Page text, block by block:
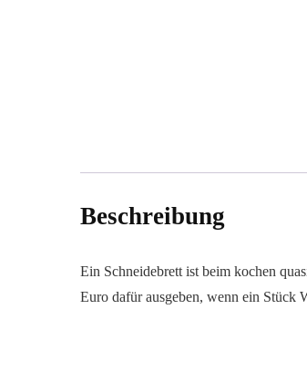
Beschreibung
Ein Schneidebrett ist beim kochen
Euro dafür ausgeben, wenn ein Stück